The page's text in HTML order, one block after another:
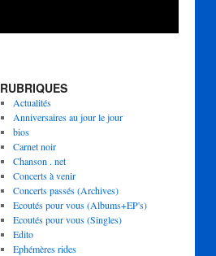
RUBRIQUES
Actualités
Anniversaires au jour le jour
bios
Carnet noir
Chanson . net
Concerts à venir
Concerts passés (Archives)
Ecoutés pour vous (Albums+EP's)
Ecoutés pour vous (Singles)
Edito
Ephémères rides